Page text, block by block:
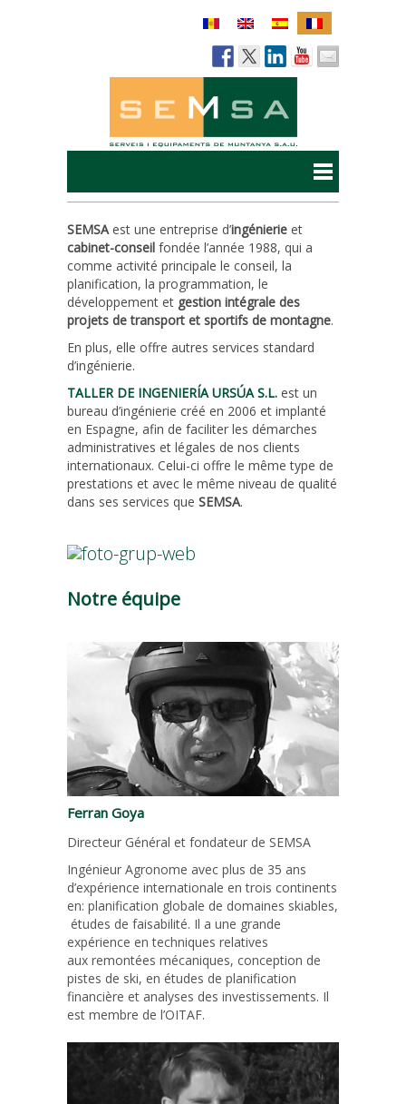
SEMSAest une entreprise d’ingénierie et
cabinet-conseil fondée l’année 1988, qui a
comme activité principale le conseil, la
planification, la programmation, le
développement et gestion intégrale des
projets de transport et sportifs de montagne.
En plus, elle offre autres services standard
d’ingénierie.
TALLER DE INGENIERÍA URSÚA S.L. est un
bureau d’ingénierie créé en 2006 et implanté
en Espagne, afin de faciliter les démarches
administratives et légales de nos clients
internationaux. Celui-ci offre le même type de
prestations et avec le même niveau de qualité
dans ses services que SEMSA.
Notre équipe
Ferran Goya
Directeur Général et fondateur de SEMSA
Ingénieur Agronome avec plus de 35 ans
d’expérience internationale en trois continents
en: planification globale de domaines skiables,
études de faisabilité. Il a une grande
expérience en techniques relatives
aux remontées mécaniques, conception de
pistes de ski, en études de planification
financière et analyses des investissements. Il
est membre de l’OITAF.